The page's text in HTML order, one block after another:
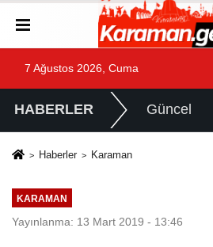
7 Ağustos 2026, Cuma
HABERLER Güncel
Haberler Karaman
KARAMAN
Yayınlanma: 13 Mart 2019 - 13:46